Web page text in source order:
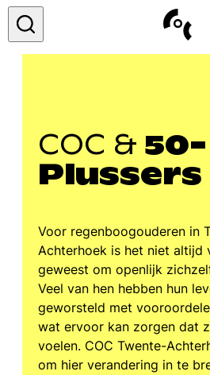
Vacatures
COC & 50-
Plussers
Voor regenboogouderen in
Achterhoek is het niet altijd
geweest om openlijk
Veel van hen hebben hun
geworsteld met
wat ervoor kan zorgen dat
voelen. COC Twente-
om hier verandering in te